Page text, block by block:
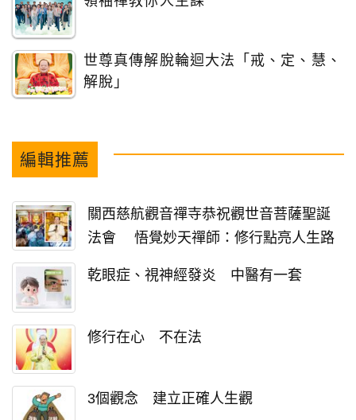
世尊真傳解脫輪迴大法「戒、定、慧、
解脫」
編輯推薦
關西慈航觀音禪寺恭祝觀世音菩薩聖誕
法會 悟覺妙天禪師：修行點亮人生路
乾眼症、視神經發炎 中醫有一套
修行在心 不在法
3個觀念 建立正確人生觀